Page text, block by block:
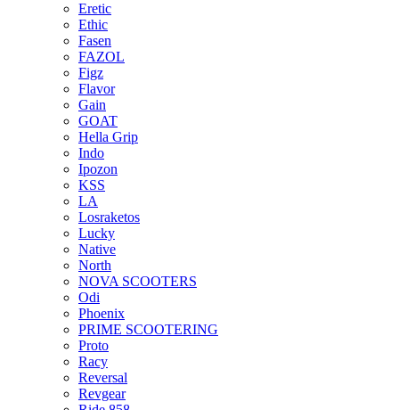
Eretic
Ethic
Fasen
FAZOL
Figz
Flavor
Gain
GOAT
Hella Grip
Indo
Ipozon
KSS
LA
Losraketos
Lucky
Native
North
NOVA SCOOTERS
Odi
Phoenix
PRIME SCOOTERING
Proto
Racy
Reversal
Revgear